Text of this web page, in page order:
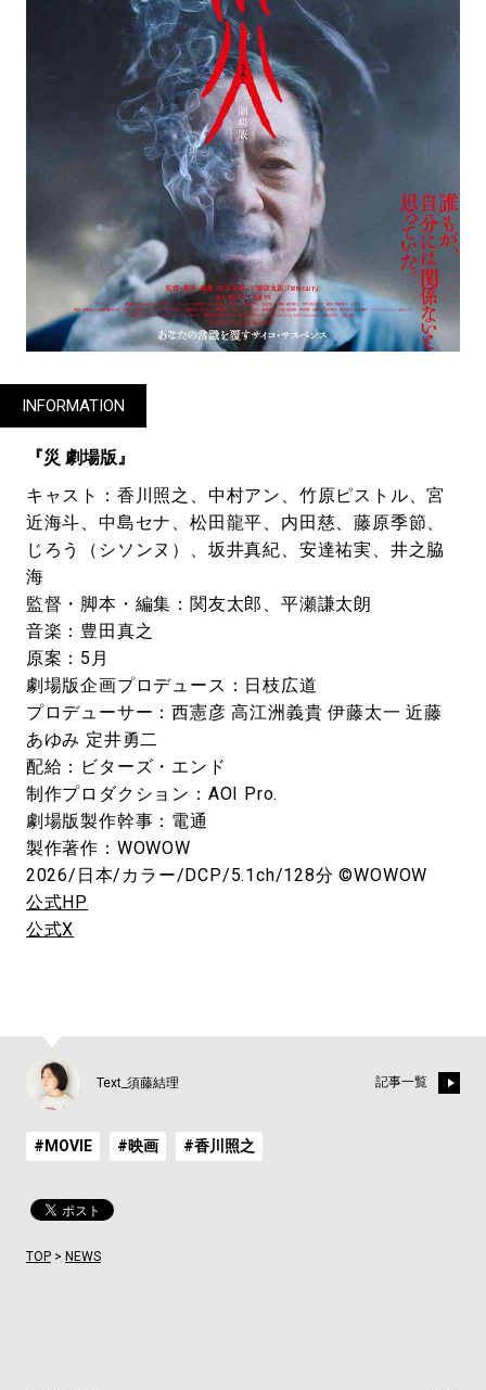
INFORMATION
『災 劇場版』
キャスト：香川照之、中村アン、竹原ピストル、宮
近海斗、中島セナ、松田龍平、内田慈、藤原季節、
じろう（シソンヌ）、坂井真紀、安達祐実、井之脇
海
監督・脚本・編集：関友太郎、平瀬謙太朗
音楽：豊田真之
原案：5月
劇場版企画プロデュース：日枝広道
プロデューサー：西憲彦 高江洲義貴 伊藤太一 近藤
あゆみ 定井勇二
配給：ビターズ・エンド
制作プロダクション：AOI Pro.
劇場版製作幹事：電通
製作著作：WOWOW
2026/日本/カラー/DCP/5.1ch/128分 ©WOWOW
公式HP
公式X
Text_須藤結理 記事一覧
#MOVIE #映画 #香川照之
TOP> NEWS